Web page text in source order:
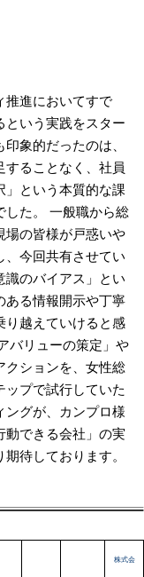
進においてすで
という実践をスター
象的だったのは、
することなく、社員
」という本質的な課
した。 一般職から総
場の皆様が戸惑いや
、今回共有させてい
識のバイアス」とい
ある情報開示や丁寧
り越えていけると感
バリューの策定」や
クションを、女性総
プで試行していた
ングが、カンプロ様
動できる会社」の実
待しております。
株式会